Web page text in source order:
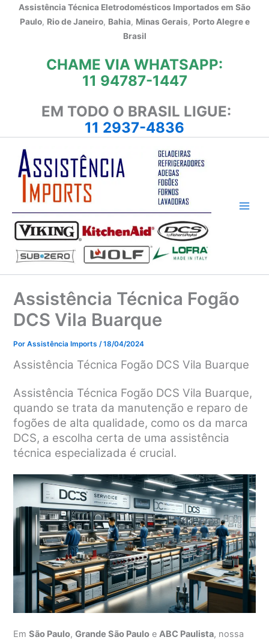
Assistência Técnica Eletrodomésticos Importados em São
Paulo, Rio de Janeiro, Bahia, Minas Gerais, Porto Alegre e
Brasil
CHAME VIA WHATSAPP:
11 94787-1447
EM TODO O BRASIL LIGUE:
11 2937-4836
Assistência Técnica Fogão
DCS Vila Buarque
PorAssistência Imports/18/04/2024
Assistência Técnica Fogão DCS Vila Buarque
Assistência Técnica Fogão DCS Vila Buarque,
quando se trata da manutenção e reparo de
fogões de alta qualidade, como os da marca
DCS, a escolha certa de uma assistência
técnica especializada é crucial.
EmSão Paulo,Grande São Paulo eABC Paulista, nossa